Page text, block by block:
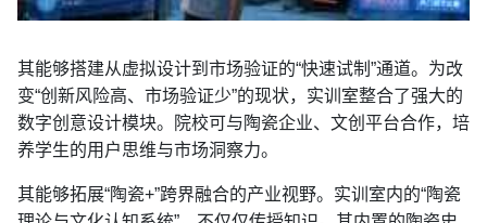
其能够搭建从虚拟设计到市场验证的“快速试制”通道。为改
变“创新风险高、市场验证少”的现状，实训室整合了强大的
数字创意设计模块。院校可与陶瓷企业、文创平台合作，培
养学生的用户思维与市场洞察力。
其能够拓展“陶瓷+”跨界融合的产业视野。实训室内的“陶瓷